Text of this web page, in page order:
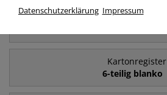
Kartonregister
Kartonregister
6-teilig blanko
Datenschutzerklärung Impressum